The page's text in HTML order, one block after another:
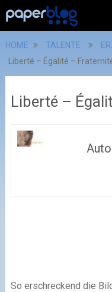
HOME TALENTE
Liberté – Égalité –
Liberté –
So erschreckend die